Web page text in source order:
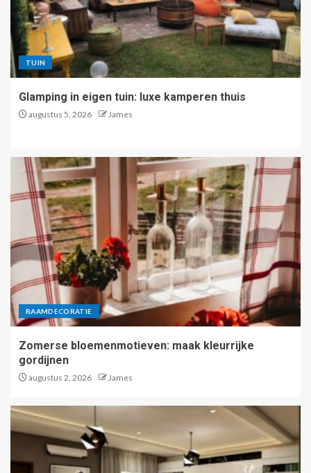
TUIN
Glamping in eigen tuin: luxe kamperen thuis
augustus 5, 2026 James
RAAMDECORATIE
Zomerse bloemenmotieven: maak kleurrijke
gordijnen
augustus 2, 2026 James